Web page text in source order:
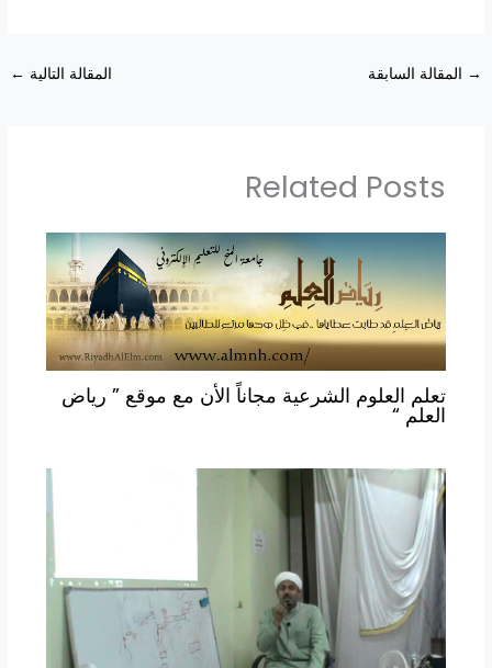
→ المقالة السابقة المقالة التالية ←
Related Posts
تعلم العلوم الشرعية مجاناً الأن مع موقع ” رياض
العلم “